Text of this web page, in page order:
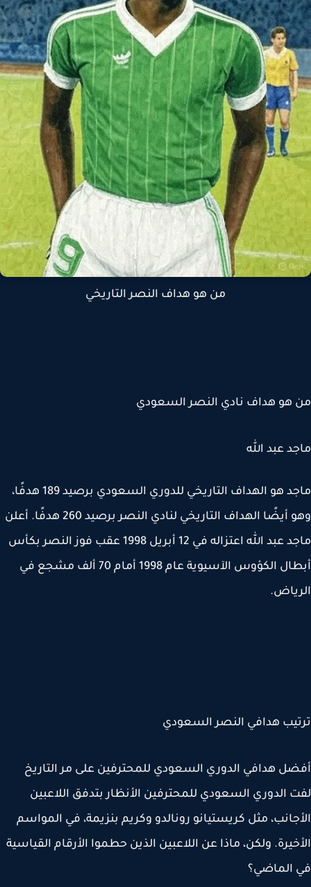
من هو هداف النصر التاريخي
هو هداف نادي النصر السعودي
عبد الله
ماجد هو الهداف التاريخي للدوري السعودي برصيد 189 هدفًا،
وهو أيضًا الهداف التاريخي لنادي النصر برصيد 260 هدفًا. أعلن
ماجد عبد الله اعتزاله في 12 أبريل 1998 عقب فوز النصر بكأس
أبطال الكؤوس الآسيوية عام 1998 أمام 70 ألف مشجع في
هدافي النصر السعودي
هدافي الدوري السعودي للمحترفين على مر التاريخ
الدوري السعودي للمحترفين الأنظار بتدفق اللاعبين
مثل كريستيانو رونالدو وكريم بنزيمة، في المواسم
ولكن، ماذا عن اللاعبين الذين حطموا الأرقام القياسية
الماضي؟